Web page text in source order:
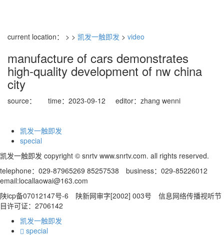
current location： > > 凯发一触即发 > video
manufacture of cars demonstrates
high-quality development of nw china
city
source： time：2023-09-12 editor：zhang wenni
凯发一触即发
special
凯发一触即发 copyright © snrtv www.snrtv.com. all rights reserved.
telephone：029-87965269 85257538 business：029-85226012
email:locallaowai@163.com
陕icp备07012147号-6 陕新网审字[2002] 003号 信息网络传播视听节
目许可证：2706142
凯发一触即发
special